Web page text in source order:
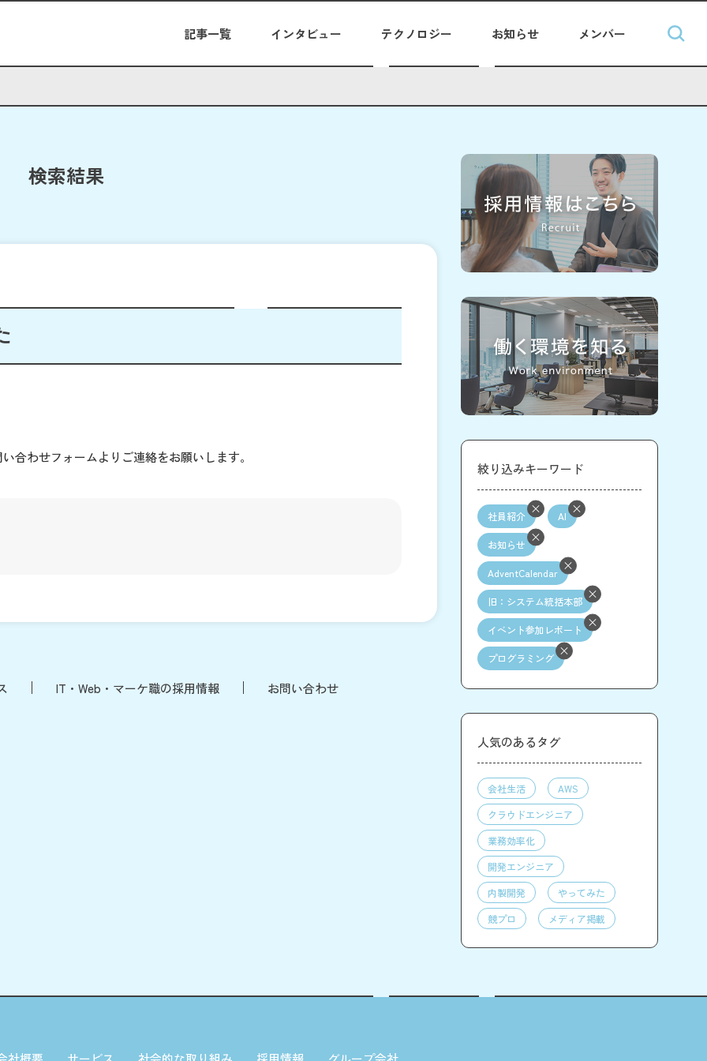
記事一覧 インタビュー テクノロジー お知らせ メンバー
検索結果
合わせフォームよりご連絡をお願いします。
IT・Web・マーケ職の採用情報 お問い合わせ
絞り込みキーワード
社員紹介 AI
お知らせ
AdventCalendar
旧：システム統括本部
イベント参加レポート
プログラミング
人気のあるタグ
会社生活
AWS
クラウドエンジニア
業務効率化
開発エンジニア
内製開発
やってみた
競プロ
メディア掲載